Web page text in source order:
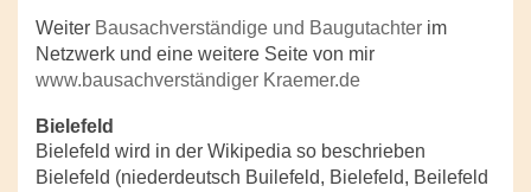
Weiter Bausachverständige und Baugutachter im
Netzwerk und eine weitere Seite von mir
www.bausachverständiger Kraemer.de
Bielefeld
Bielefeld wird in der Wikipedia so beschrieben
Bielefeld (niederdeutsch Builefeld, Bielefeld, Beilefeld